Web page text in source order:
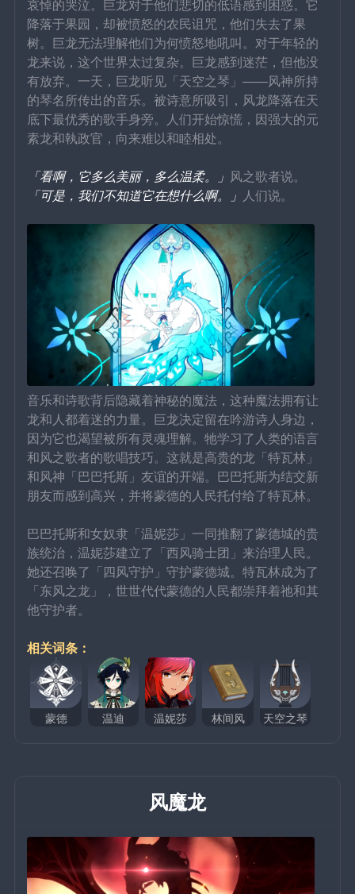
哀悼的哭泣。巨龙对于他们悲切的低语感到困惑。它
降落于果园，却被愤怒的农民诅咒，他们失去了果
树。巨龙无法理解他们为何愤怒地吼叫。对于年轻的
龙来说，这个世界太过复杂。巨龙感到迷茫，但他没
有放弃。一天，巨龙听见「天空之琴」——风神所持
的琴名所传出的音乐。被诗意所吸引，风龙降落在天
底下最优秀的歌手身旁。人们开始惊慌，因强大的元
素龙和執政官，向来难以和睦相处。
「看啊，它多么美丽，多么温柔。」 风之歌者说。
「可是，我们不知道它在想什么啊。」 人们说。
音乐和诗歌背后隐藏着神秘的魔法，这种魔法拥有让
龙和人都着迷的力量。巨龙决定留在吟游诗人身边，
因为它也渴望被所有灵魂理解。牠学习了人类的语言
和风之歌者的歌唱技巧。这就是高贵的龙「特瓦林」
和风神「巴巴托斯」友谊的开端。巴巴托斯为结交新
朋友而感到高兴，并将蒙德的人民托付给了特瓦林。
巴巴托斯和女奴隶「温妮莎」一同推翻了蒙德城的贵
族统治，温妮莎建立了「西风骑士团」来治理人民。
她还召唤了「四风守护」守护蒙德城。特瓦林成为了
「东风之龙」，世世代代蒙德的人民都崇拜着祂和其
他守护者。
相关词条：
蒙德 温迪 温妮莎 林间风 天空之琴
风魔龙